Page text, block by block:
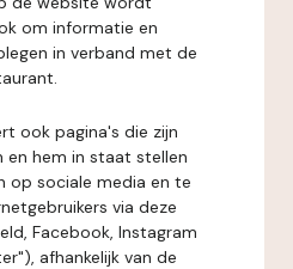
om informatie en
in verband met de
ook pagina's die zijn
hem in staat stellen
op sociale media en te
via deze
Facebook, Instagram
afhankelijk van de